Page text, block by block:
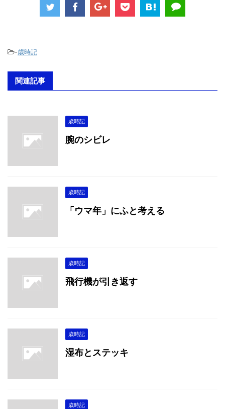
-歳時記
関連記事
歳時記
腕のシビレ
歳時記
「ウマ年」にふと考える
歳時記
飛行機が引き返す
歳時記
湿布とステッキ
歳時記